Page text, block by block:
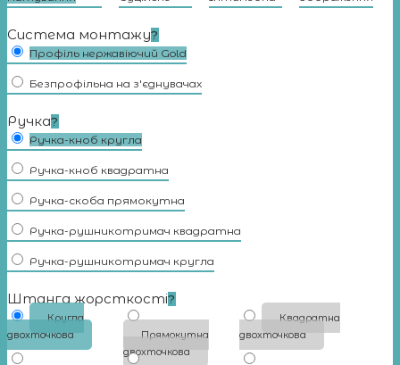
Система монтажу?
Профіль нержавіючий Gold
Безпрофільна на з'єднувачах
Ручка?
Ручка-кноб кругла
Ручка-кноб квадратна
Ручка-скоба прямокутна
Ручка-рушникотримач квадратна
Ручка-рушникотримач кругла
Штанга жорсткості?
Кругла
двохточкова
Прямокутна
двохточкова
Квадратна
двохточкова